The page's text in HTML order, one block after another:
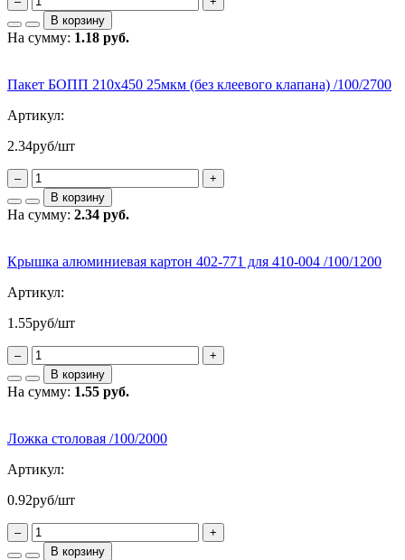
В корзину
На сумму: 1.18 руб.
Пакет БОПП 210х450 25мкм (без клеевого клапана) /100/2700
Артикул:
2.34руб/шт
–
+
В корзину
На сумму: 2.34 руб.
Крышка алюминиевая картон 402-771 для 410-004 /100/1200
Артикул:
1.55руб/шт
–
+
В корзину
На сумму: 1.55 руб.
Ложка столовая /100/2000
Артикул:
0.92руб/шт
–
+
В корзину